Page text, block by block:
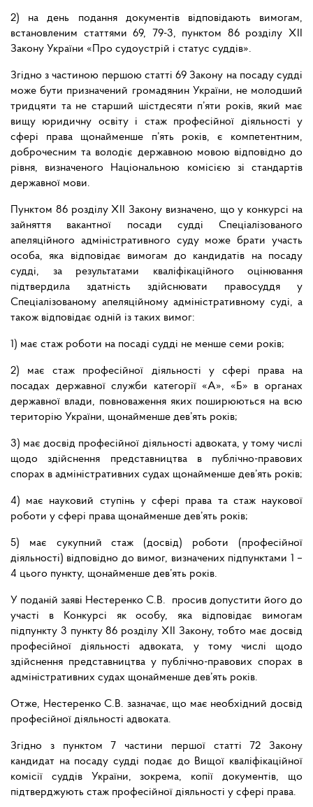
2) на день подання документів відповідають вимогам,
встановленим статтями 69, 79-3, пунктом 86 розділу ХІІ
Закону України «Про судоустрій і статус суддів».
Згідно з частиною першою статті 69 Закону на посаду судді
може бути призначений громадянин України, не молодший
тридцяти та не старший шістдесяти п’яти років, який має
вищу юридичну освіту і стаж професійної діяльності у
сфері права щонайменше п’ять років, є компетентним,
доброчесним та володіє державною мовою відповідно до
рівня, визначеного Національною комісією зі стандартів
державної мови.
Пунктом 86 розділу ХІІ Закону визначено, що у конкурсі на
зайняття вакантної посади судді Спеціалізованого
апеляційного адміністративного суду може брати участь
особа, яка відповідає вимогам до кандидатів на посаду
судді, за результатами кваліфікаційного оцінювання
підтвердила здатність здійснювати правосуддя у
Спеціалізованому апеляційному адміністративному суді, а
також відповідає одній із таких вимог:
1) має стаж роботи на посаді судді не менше семи років;
2) має стаж професійної діяльності у сфері права на
посадах державної служби категорії «А», «Б» в органах
державної влади, повноваження яких поширюються на всю
територію України, щонайменше дев’ять років;
3) має досвід професійної діяльності адвоката, у тому числі
щодо здійснення представництва в публічно-правових
спорах в адміністративних судах щонайменше дев’ять років;
4) має науковий ступінь у сфері права та стаж наукової
роботи у сфері права щонайменше дев’ять років;
5) має сукупний стаж (досвід) роботи (професійної
діяльності) відповідно до вимог, визначених підпунктами 1 –
4 цього пункту, щонайменше дев’ять років.
У поданій заяві Нестеренко С.В. просив допустити його до
участі в Конкурсі як особу, яка відповідає вимогам
підпункту 3 пункту 86 розділу ХІІ Закону, тобто має досвід
професійної діяльності адвоката, у тому числі щодо
здійснення представництва у публічно-правових спорах в
адміністративних судах щонайменше дев’ять років.
Отже, Нестеренко С.В. зазначає, що має необхідний досвід
професійної діяльності адвоката.
Згідно з пунктом 7 частини першої статті 72 Закону
кандидат на посаду судді подає до Вищої кваліфікаційної
комісії суддів України, зокрема, копії документів, що
підтверджують стаж професійної діяльності у сфері права.